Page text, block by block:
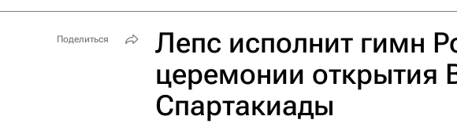
Лепс исполнит гимн
церемонии открытия
Спартакиады
Поделиться